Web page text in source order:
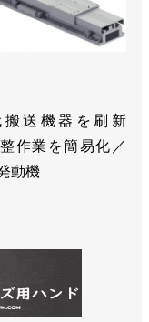
ローラーソリュ
ト市場は次のス
む／安川電機
去最高の業績／
搬送機器を刷新
作業を簡易化／
動機